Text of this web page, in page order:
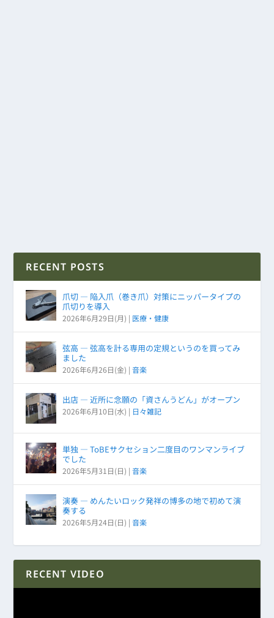
RECENT POSTS
爪切 ― 陥入爪（巻き爪）対策にニッパータイプの
爪切りを導入
2026年6月29日(月) | 医療・健康
弦高 ― 弦高を計る専用の定規というのを買ってみ
ました
2026年6月26日(金) |音楽
出店 ― 近所に念願の「資さんうどん」がオープン
2026年6月10日(水) | 日々雑記
単独 ― ToBEサクセション二度目のワンマンライブ
でした
2026年5月31日(日) |音楽
演奏 ― めんたいロック発祥の博多の地で初めて演
奏する
2026年5月24日(日) |音楽
RECENT VIDEO